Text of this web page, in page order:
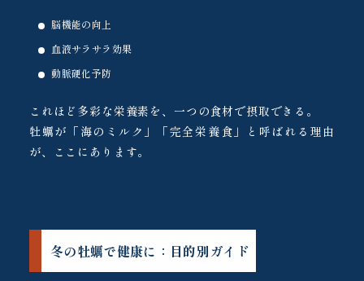
脳機能の向上
血液サラサラ効果
動脈硬化予防
これほど多彩な栄養素を、一つの食材で摂取できる。
牡蠣が「海のミルク」「完全栄養食」と呼ばれる理由
が、ここにあります。
冬の牡蠣で健康に：目的別ガイド